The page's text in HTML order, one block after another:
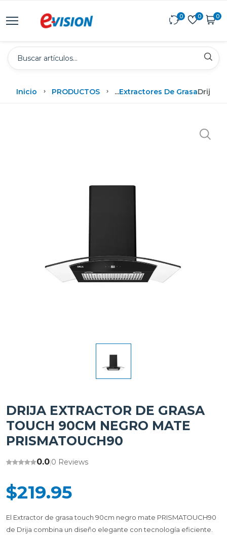
0 0 0
Inicio PRODUCTOS ...Extractores De GrasaDrija
DRIJA EXTRACTOR DE GRASA
TOUCH 90CM NEGRO MATE
PRISMATOUCH90
0.0|0 Reviews
$219.95
El Extractor de grasa touch 90cm negro mate PRISMATOUCH90
de Drija combina un diseño elegante con tecnología eficiente.